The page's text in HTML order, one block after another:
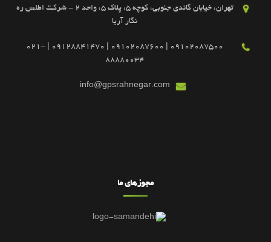
تهران، خیابان گاندی جنوبی، کوچه 5، پلاک 5، واحد 2 - شرکت اطلس ره
نگار آریا
09102087500 | 09102087600 | 09128841470 | 021-
88880034
info@gpsrahnegar.com
مجوزهای ما